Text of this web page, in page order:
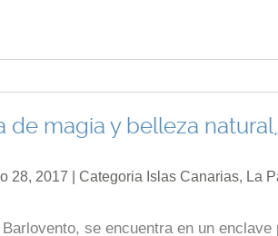
de magia y belleza
28, 2017 | Categoria Islas Canarias, La
se encuentra en un